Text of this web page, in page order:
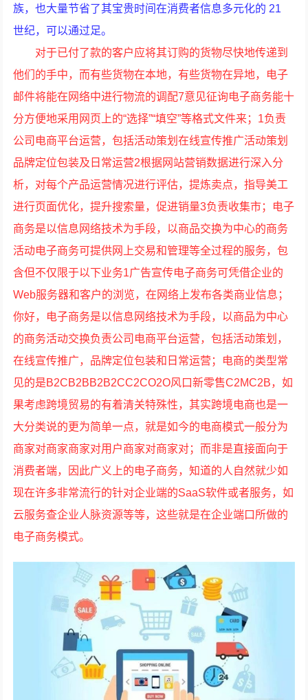
族，也大量节省了其宝贵时间在消费者信息多元化的 21
世纪，可以通过足。
对于已付了款的客户应将其订购的货物尽快地传递到
他们的手中，而有些货物在本地，有些货物在异地，电子
邮件将能在网络中进行物流的调配7意见征询电子商务能十
分方便地采用网页上的“选择”“填空”等格式文件来；1负责
公司电商平台运营，包括活动策划在线宣传推广活动策划
品牌定位包装及日常运营2根据网站营销数据进行深入分
析，对每个产品运营情况进行评估，提炼卖点，指导美工
进行页面优化，提升搜索量，促进销量3负责收集市；电子
商务是以信息网络技术为手段，以商品交换为中心的商务
活动电子商务可提供网上交易和管理等全过程的服务，包
含但不仅限于以下业务1广告宣传电子商务可凭借企业的
Web服务器和客户的浏览，在网络上发布各类商业信息；
你好，电子商务是以信息网络技术为手段，以商品为中心
的商务活动交换负责公司电商平台运营，包括活动策划，
在线宣传推广，品牌定位包装和日常运营；电商的类型常
见的是B2CB2BB2B2CC2CO2O风口新零售C2MC2B，如
果考虑跨境贸易的有着清关特殊性，其实跨境电商也是一
大分类说的更为简单一点，就是如今的电商模式一般分为
商家对商家商家对用户商家对商家对；而非是直接面向于
消费者端，因此广义上的电子商务，知道的人自然就少如
现在许多非常流行的针对企业端的SaaS软件或者服务，如
云服务查企业人脉资源等等，这些就是在企业端口所做的
电子商务模式。